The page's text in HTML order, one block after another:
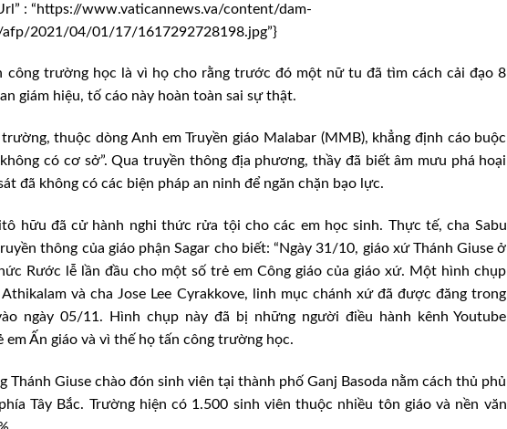
: “https://www.vaticannews.va/content/dam-
2021/04/01/17/1617292728198.jpg”}
công trường học là vì họ cho rằng trước đó một nữ tu đã tìm cách cải đạo 8
giám hiệu, tố cáo này hoàn toàn sai sự thật.
thuộc dòng Anh em Truyền giáo Malabar (MMB), khẳng định cáo buộc
có cơ sở”. Qua truyền thông địa phương, thầy đã biết âm mưu phá hoại
đã không có các biện pháp an ninh để ngăn chặn bạo lực.
hữu đã cử hành nghi thức rửa tội cho các em học sinh. Thực tế, cha Sabu
thông của giáo phận Sagar cho biết: “Ngày 31/10, giáo xứ Thánh Giuse ở
Rước lễ lần đầu cho một số trẻ em Công giáo của giáo xứ. Một hình chụp
và cha Jose Lee Cyrakkove, linh mục chánh xứ đã được đăng trong
ngày 05/11. Hình chụp này đã bị những người điều hành kênh Youtube
em Ấn giáo và vì thế họ tấn công trường học.
Giuse chào đón sinh viên tại thành phố Ganj Basoda nằm cách thủ phủ
Tây Bắc. Trường hiện có 1.500 sinh viên thuộc nhiều tôn giáo và nền văn